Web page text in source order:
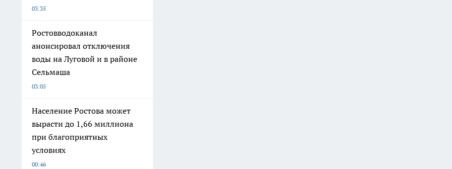
03:35
Ростовводоканал
анонсировал отключения
воды на Луговой и в районе
Сельмаша
03:05
Население Ростова может
вырасти до 1,66 миллиона
при благоприятных
условиях
00:46